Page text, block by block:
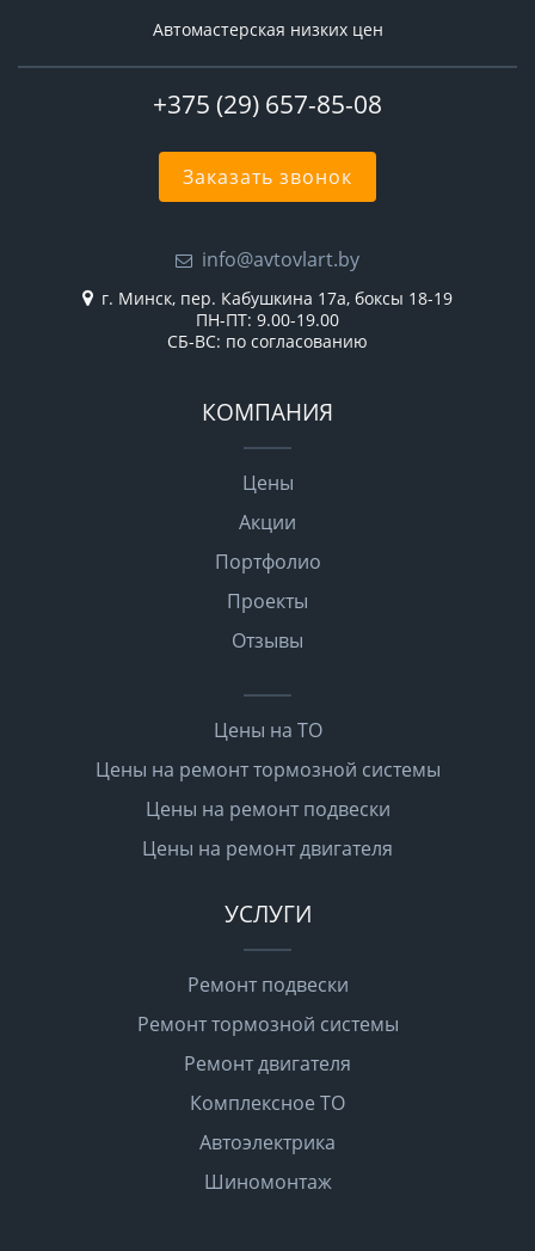
Автомастерская низких цен
+375 (29) 657-85-08
Заказать звонок
info@avtovlart.by
г. Минск, пер. Кабушкина 17а, боксы 18-19
ПН-ПТ: 9.00-19.00
СБ-ВС: по согласованию
КОМПАНИЯ
Цены
Акции
Портфолио
Проекты
Отзывы
Цены на ТО
Цены на ремонт тормозной системы
Цены на ремонт подвески
Цены на ремонт двигателя
УСЛУГИ
Ремонт подвески
Ремонт тормозной системы
Ремонт двигателя
Комплексное ТО
Автоэлектрика
Шиномонтаж